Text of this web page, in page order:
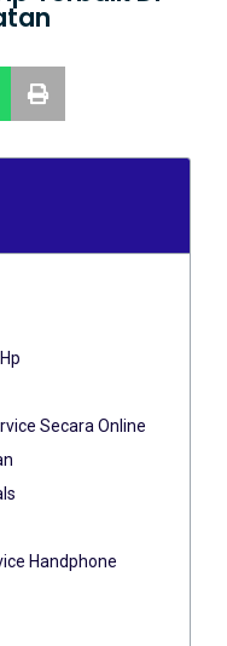
Secara Online
Handphone